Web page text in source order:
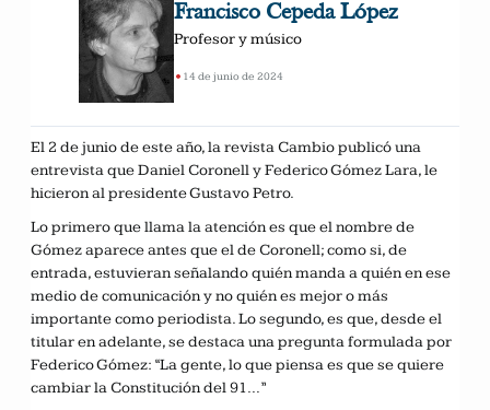
Francisco Cepeda López
Profesor y músico
• 14 de junio de 2024
El 2 de junio de este año, la revista Cambio publicó una
entrevista que Daniel Coronell y Federico Gómez Lara, le
hicieron al presidente Gustavo Petro.
Lo primero que llama la atención es que el nombre de
Gómez aparece antes que el de Coronell; como si, de
entrada, estuvieran señalando quién manda a quién en ese
medio de comunicación y no quién es mejor o más
importante como periodista. Lo segundo, es que, desde el
titular en adelante, se destaca una pregunta formulada por
Federico Gómez: “La gente, lo que piensa es que se quiere
cambiar la Constitución del 91…”